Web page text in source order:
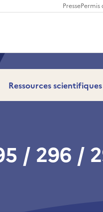
PressePermis
Ressources
/ 296 /